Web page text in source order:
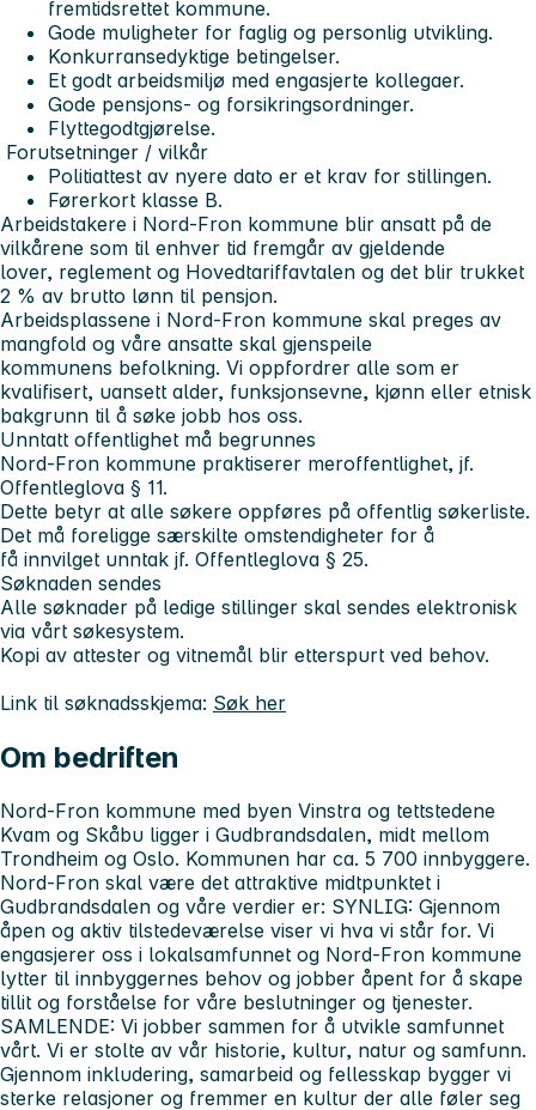
fremtidsrettet kommune.
Gode muligheter for faglig og personlig utvikling.
Konkurransedyktige betingelser.
Et godt arbeidsmiljø med engasjerte kollegaer.
Gode pensjons- og forsikringsordninger.
Flyttegodtgjørelse.
Forutsetninger / vilkår
Politiattest av nyere dato er et krav for stillingen.
Førerkort klasse B.
Arbeidstakere i Nord-Fron kommune blir ansatt på de
vilkårene som til enhver tid fremgår av gjeldende
lover, reglement og Hovedtariffavtalen og det blir trukket
2 % av brutto lønn til pensjon.
Arbeidsplassene i Nord-Fron kommune skal preges av
mangfold og våre ansatte skal gjenspeile
kommunens befolkning. Vi oppfordrer alle som er
kvalifisert, uansett alder, funksjonsevne, kjønn eller etnisk
bakgrunn til å søke jobb hos oss.
Unntatt offentlighet må begrunnes
Nord-Fron kommune praktiserer meroffentlighet, jf.
Offentleglova § 11.
Dette betyr at alle søkere oppføres på offentlig søkerliste.
Det må foreligge særskilte omstendigheter for å
få innvilget unntak jf. Offentleglova § 25.
Søknaden sendes
Alle søknader på ledige stillinger skal sendes elektronisk
via vårt søkesystem.
Kopi av attester og vitnemål blir etterspurt ved behov.
Link til søknadsskjema: Søk her
Om bedriften
Nord-Fron kommune med byen Vinstra og tettstedene
Kvam og Skåbu ligger i Gudbrandsdalen, midt mellom
Trondheim og Oslo. Kommunen har ca. 5 700 innbyggere.
Nord-Fron skal være det attraktive midtpunktet i
Gudbrandsdalen og våre verdier er: SYNLIG: Gjennom
åpen og aktiv tilstedeværelse viser vi hva vi står for. Vi
engasjerer oss i lokalsamfunnet og Nord-Fron kommune
lytter til innbyggernes behov og jobber åpent for å skape
tillit og forståelse for våre beslutninger og tjenester.
SAMLENDE: Vi jobber sammen for å utvikle samfunnet
vårt. Vi er stolte av vår historie, kultur, natur og samfunn.
Gjennom inkludering, samarbeid og fellesskap bygger vi
sterke relasjoner og fremmer en kultur der alle føler seg